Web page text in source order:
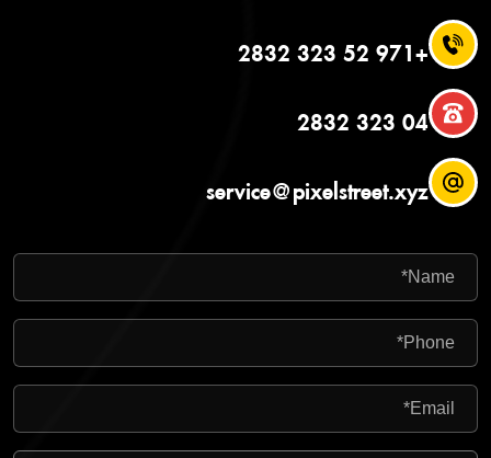
+971 52 323 2832
04 323 2832
service@pixelstreet.xyz